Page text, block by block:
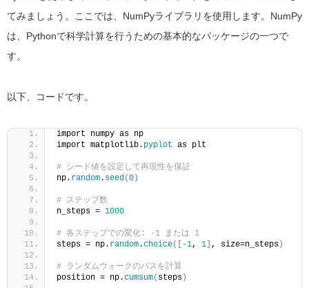
てみましょう。ここでは、NumPyライブラリを使用します。NumPy
は、Pythonで科学計算を行うための基本的なパッケージの一つで
す。
以下、コードです。
import numpy as np
import matplotlib. pyplot as plt
# シード値を設定して再現性を保証
np. random. seed(0)
# ステップ数
n_steps = 1000
# 各ステップでの変化: -1 または 1
steps = np. random.choice([ -1, 1] , size=n_steps)
# ランダムウォークのパスを計算
position = np.cumsum( steps)